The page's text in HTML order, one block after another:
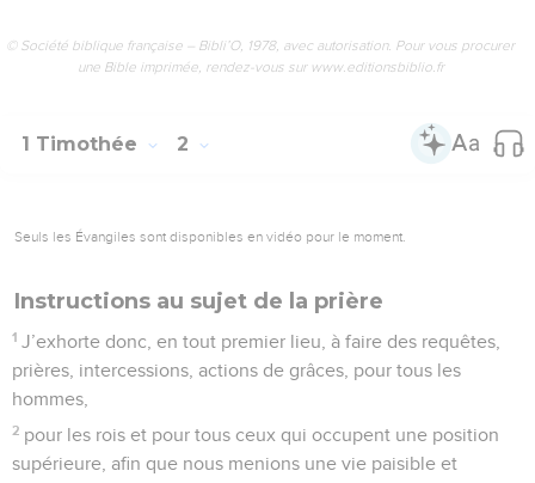
© Société biblique française – Bibli’O, 1978, avec autorisation. Pour vous procurer
une Bible imprimée, rendez-vous sur www.editionsbiblio.fr
1 Timothée 2
Seuls les Évangiles sont disponibles en vidéo pour le moment.
Instructions au sujet de la prière
1 J’exhorte donc, en tout premier lieu, à faire des requêtes,
prières, intercessions, actions de grâces, pour tous les
hommes,
2 pour les rois et pour tous ceux qui occupent une position
supérieure, afin que nous menions une vie paisible et